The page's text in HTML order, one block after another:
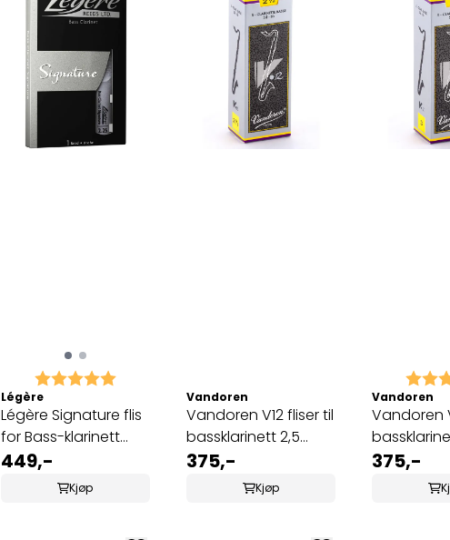
Karakter: 5.0 av 5 mulige
Légère
Légère Signature flis
for Bass-klarinett
2.25
449,-
Kjøp
Vandoren
Vandoren V12 fliser til
bassklarinett 2,5
(CR6225)
375,-
Kjøp
Vandoren
Vandoren
(CR623)
375,-